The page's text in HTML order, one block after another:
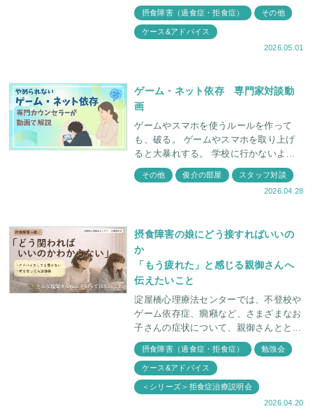
ってしまうケースも存在します。今回
は、“よくある”カウンセリングがうまく
いかなかった事例を臨
摂食障害（過食症・拒食症） その他
ケース&アドバイス
2026.05.01
ゲーム・ネット依存 専門家対談動
画
ゲームやスマホを使うルールを作って
も、破る。 ゲームやスマホを取り上げ
ると大暴れする。 学校に行かないよう
になり、昼夜逆転している。 お子さん
のこのような 重症化したゲーム
その他 俊介の部屋
スタッフ対談
2026.04.28
摂食障害の娘にどう接すればいいの
か
「もう疲れた」と感じる親御さんへ
伝えたいこと
淀屋橋心理療法センターでは、不登校や
ゲーム依存症、癇癪など、さまざまなお
子さんの症状について、親御さんととも
に理解を深める説明会を定期的に開催し
ています。 今回は「摂食障害を抱える
わが子にどう接
摂食障害（過食症・拒食症） 勉強会
ケース&アドバイス
＜シリーズ＞拒食症治療説明会
2026.04.20